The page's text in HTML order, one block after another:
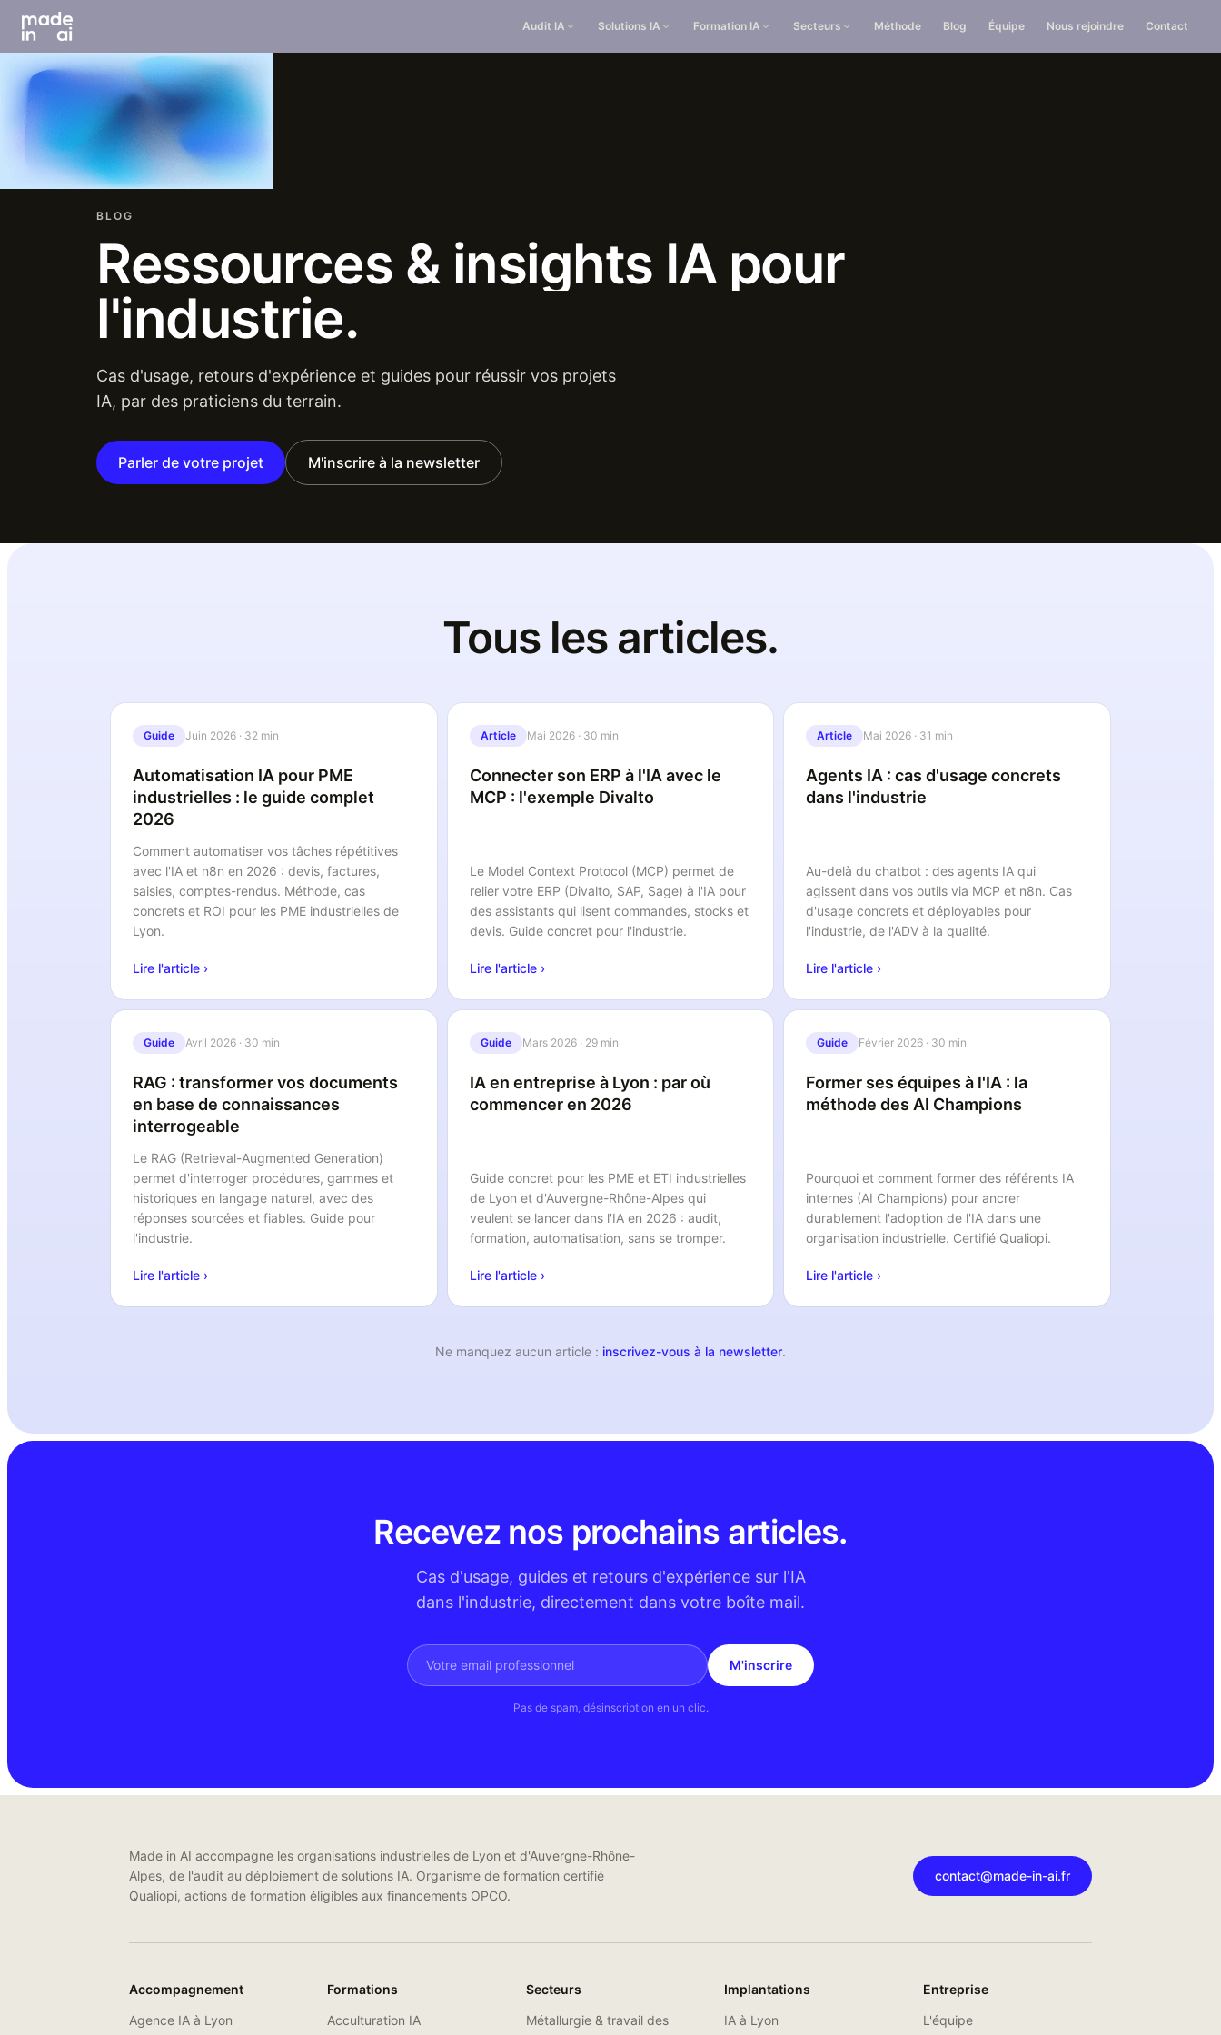
Audit IA Solutions IA Formation IA Secteurs Méthode Blog Équipe Nous rejoindre Contact
BLOG
Ressources & insights IA pour
l'industrie.
Cas d'usage, retours d'expérience et guides pour réussir vos projets
IA, par des praticiens du terrain.
Parler de votre projet M'inscrire à la newsletter
Tous les articles.
Guide Juin 2026 · 32 min
Automatisation IA pour PME
industrielles : le guide complet
2026
Comment automatiser vos tâches répétitives
avec l'IA et n8n en 2026 : devis, factures,
saisies, comptes-rendus. Méthode, cas
concrets et ROI pour les PME industrielles de
Lyon.
Lire l'article ›
Article Mai 2026· 30 min
Connecter son ERP à l'IA avec le
MCP : l'exemple Divalto
Le Model Context Protocol (MCP) permet de
relier votre ERP (Divalto, SAP, Sage) à l'IA pour
des assistants qui lisent commandes, stocks et
devis. Guide concret pour l'industrie.
Lire l'article ›
Article Mai 2026 · 31 min
Agents IA : cas d'usage concrets
dans l'industrie
Au-delà du chatbot : des agents IA qui
agissent dans vos outils via MCP et n8n. Cas
d'usage concrets et déployables pour
l'industrie, de l'ADV à la qualité.
Lire l'article ›
Guide Avril 2026 · 30 min
RAG : transformer vos documents
en base de connaissances
interrogeable
Le RAG (Retrieval-Augmented Generation)
permet d'interroger procédures, gammes et
historiques en langage naturel, avec des
réponses sourcées et fiables. Guide pour
l'industrie.
Lire l'article ›
Guide Mars 2026· 29 min
IA en entreprise à Lyon : par où
commencer en 2026
Guide concret pour les PME et ETI industrielles
de Lyon et d'Auvergne-Rhône-Alpes qui
veulent se lancer dans l'IA en 2026 : audit,
formation, automatisation, sans se tromper.
Lire l'article ›
Guide Février 2026 · 30 min
Former ses équipes à l'IA : la
méthode des AI Champions
Pourquoi et comment former des référents IA
internes (AI Champions) pour ancrer
durablement l'adoption de l'IA dans une
organisation industrielle. Certifié Qualiopi.
Lire l'article ›
Ne manquez aucun article : inscrivez-vous à la newsletter.
Recevez nos prochains articles.
Cas d'usage, guides et retours d'expérience sur l'IA
dans l'industrie, directement dans votre boîte mail.
M'inscrire
Pas de spam, désinscription en un clic.
Made in AI accompagne les organisations industrielles de Lyon et d'Auvergne-Rhône-
Alpes, de l'audit au déploiement de solutions IA. Organisme de formation certifié
Qualiopi, actions de formation éligibles aux financements OPCO.
contact@made-in-ai.fr
Accompagnement
Agence IA à Lyon
Formations
Acculturation IA
Secteurs
Métallurgie & travail des
Implantations
IA à Lyon
Entreprise
L'équipe